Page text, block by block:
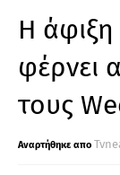
Η
φέρνει
τους